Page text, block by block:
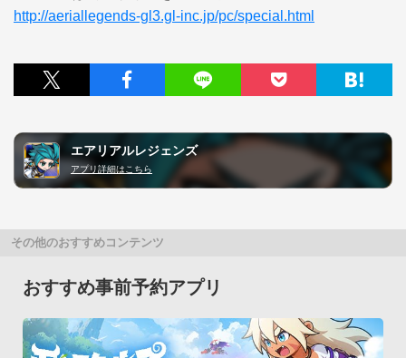
http://aeriallegends-gl3.gl-inc.jp/pc/special.html
エアリアルレジェンズ
アプリ詳細はこちら
その他のおすすめコンテンツ
おすすめ事前予約アプリ